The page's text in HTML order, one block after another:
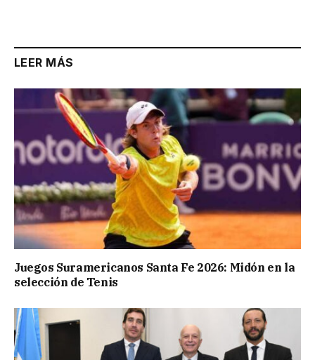
LEER MÁS
Juegos Suramericanos Santa Fe 2026: Midón en la
selección de Tenis